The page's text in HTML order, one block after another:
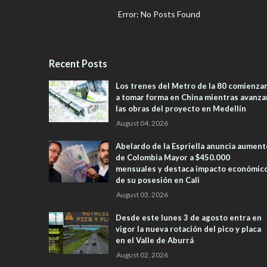
Error: No Posts Found
Recent Posts
Los trenes del Metro de la 80
a tomar forma en China mientras
las obras del proyecto en Medellín
August 04, 2026
Abelardo de la Espriella anuncia
de Colombia Mayor a $450.000
mensuales y destaca impacto
de su posesión en Cali
August 03, 2026
Desde este lunes 3 de agosto entra en
vigor la nueva rotación del pico y placa
en el Valle de Aburrá
August 02, 2026